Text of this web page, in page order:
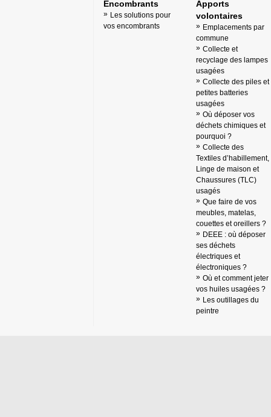
Encombrants
Les solutions pour
vos encombrants
Apports
volontaires
Emplacements par
commune
Collecte et
recyclage des lampes
usagées
Collecte des piles et
petites batteries
usagées
Où déposer vos
déchets chimiques et
pourquoi ?
Collecte des
Textiles d’habillement,
Linge de maison et
Chaussures (TLC)
usagés
Que faire de vos
meubles, matelas,
couettes et oreillers ?
DEEE : où déposer
ses déchets
électriques et
électroniques ?
Où et comment jeter
vos huiles usagées ?
Les outillages du
peintre